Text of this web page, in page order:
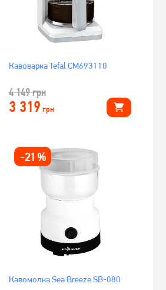
Кавоварка Tefal CM693110
4 149грн
3 319 грн
-21 %
Кавомолка Sea Breeze SB-080